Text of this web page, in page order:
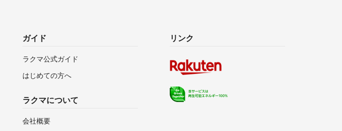
ガイド
ラクマ公式ガイド
はじめての方へ
ラクマについて
会社概要
リンク